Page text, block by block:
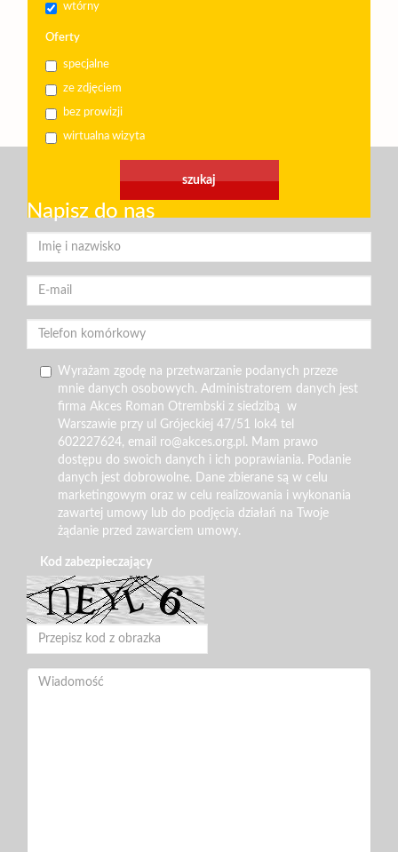
wtórny
Oferty
specjalne
ze zdjęciem
bez prowizji
wirtualna wizyta
Napisz do nas
Wyrażam zgodę na przetwarzanie podanych przeze
mnie danych osobowych. Administratorem danych jest
firma Akces Roman Otrembski z siedzibą w
Warszawie przy ul Grójeckiej 47/51 lok4 tel
602227624, email ro@akces.org.pl. Mam prawo
dostępu do swoich danych i ich poprawiania. Podanie
danych jest dobrowolne. Dane zbierane są w celu
marketingowym oraz w celu realizowania i wykonania
zawartej umowy lub do podjęcia działań na Twoje
żądanie przed zawarciem umowy.
Kod zabezpieczający